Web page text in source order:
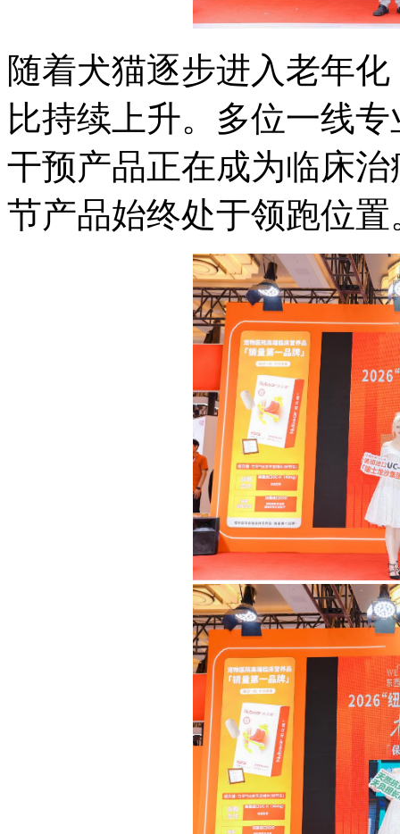
随着犬猫逐步进入老年
比持续上升。多位一线
干预产品正在成为临床
节产品始终处于领跑位置